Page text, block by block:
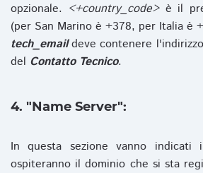
opzionale. <+country_code>è il
(per San Marino è +378, per Italia è
tech_emaildeve contenere
del Contatto Tecnico.
4. "Name Server":
In questa sezione vanno indicati i
ospiteranno il dominio che si sta